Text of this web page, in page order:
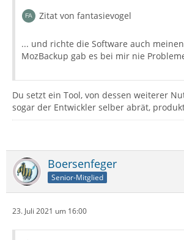
Zitat von fantasievogel
... und richte die Software auch
MozBackup gab es bei mir nie
Du setzt ein Tool, von dessen weiterer
sogar der Entwickler selber abrät,
Boersenfeger
Senior-Mitglied
23. Juli 2021 um 16:00